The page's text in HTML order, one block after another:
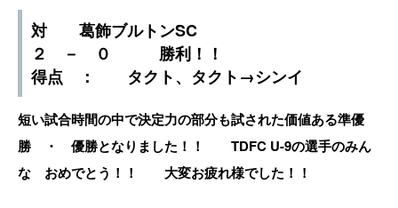
対 葛飾ブルトンSC
２ － ０ 勝利！！
得点 ： タクト、タクト→シンイ
短い試合時間の中で決定力の部分も試された価値ある準優
勝 ・ 優勝となりました！！ TDFC U-9の選手のみん
な おめでとう！！ 大変お疲れ様でした！！